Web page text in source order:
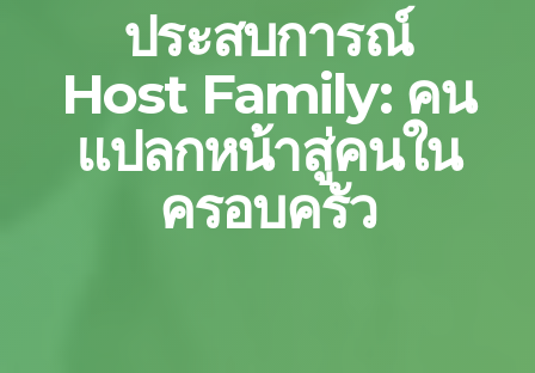
ประสบการณ์
Host Family: คน
แปลกหน้าสู่คนใน
ครอบครัว